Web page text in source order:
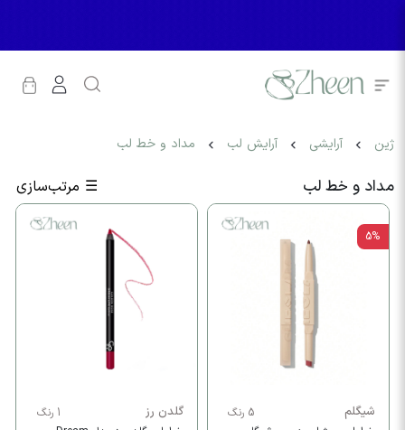
ژین آرایشی آرایش لب مداد و خط لب
مداد و خط لب ☰ مرتب‌سازی
5%
شیگلم
5 رنگ
گلدن رز
1 رنگ